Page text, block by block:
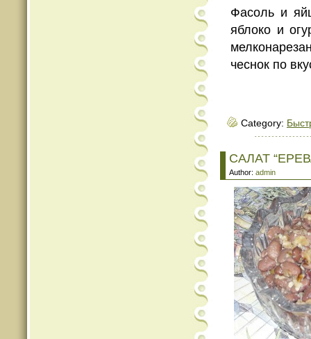
Фасоль и
яблоко и
чеснок по
Category:
САЛАТ
Author: admin